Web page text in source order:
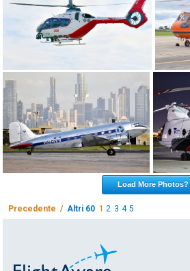
Load More Photos?
Precedente /Altri 60 12 3 4 5